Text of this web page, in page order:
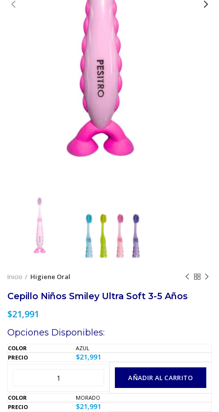
Inicio Higiene Oral
Cepillo Niños Smiley Ultra Soft 3-5 Años
$21,991
Opciones Disponibles:
AZUL
$21,991
AÑADIR AL CARRITO
MORADO
$21,991